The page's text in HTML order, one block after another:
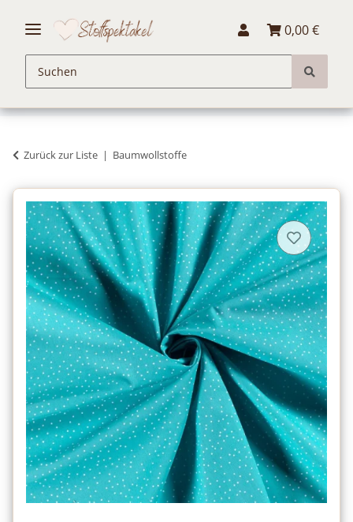
0,00 €
Zurück zur Liste Baumwollstoffe